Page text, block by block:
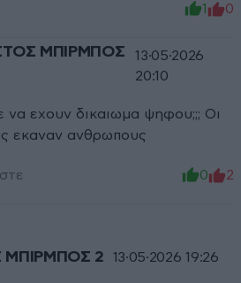
1 0
ΜΠΙΡΜΠΟΣ
13·05·2026
20:10
να εχουν δικαιωμα ψηφου;;; Οι
εκαναν ανθρωπους
0 2
ΜΠΙΡΜΠΟΣ 2 13·05·2026 19:26